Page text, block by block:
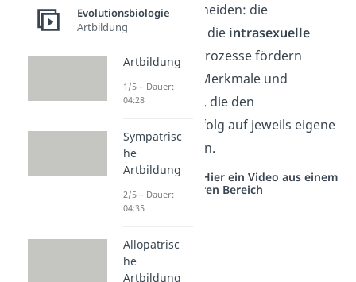
Selektion unterscheiden: die
intersexuelle
und die intrasexuelle
Selektion. Beide Prozesse fördern
unterschiedliche Merkmale und
Verhaltensweisen, die den
Fortpflanzungserfolg auf jeweils eigene
Weise beeinflussen.
Studyflix vernetzt: Hier ein Video aus einem
anderen Bereich
Evolutionsbiologie
Artbildung
Artbildung
1/5 – Dauer:
04:28
Sympatrisc
he
Artbildung
2/5 – Dauer:
04:35
Allopatrisc
he
Artbildung